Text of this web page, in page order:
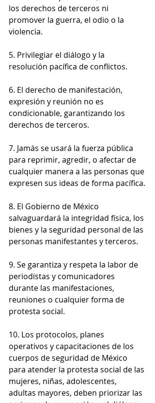
los derechos de terceros ni
promover la guerra, el odio o la
violencia.
5. Privilegiar el diálogo y la
resolución pacífica de conflictos.
6. El derecho de manifestación,
expresión y reunión no es
condicionable, garantizando los
derechos de terceros.
7. Jamás se usará la fuerza pública
para reprimir, agredir, o afectar de
cualquier manera a las personas que
expresen sus ideas de forma pacífica.
8. El Gobierno de México
salvaguardará la integridad física, los
bienes y la seguridad personal de las
personas manifestantes y terceros.
9. Se garantiza y respeta la labor de
periodistas y comunicadores
durante las manifestaciones,
reuniones o cualquier forma de
protesta social.
10. Los protocolos, planes
operativos y capacitaciones de los
cuerpos de seguridad de México
para atender la protesta social de las
mujeres, niñas, adolescentes,
adultas mayores, deben priorizar las